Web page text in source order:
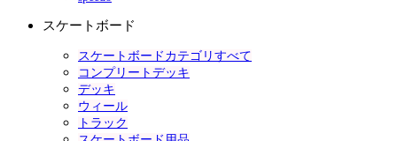
スケートボード
スケートボードカテゴリすべて
コンプリートデッキ
デッキ
ウィール
トラック